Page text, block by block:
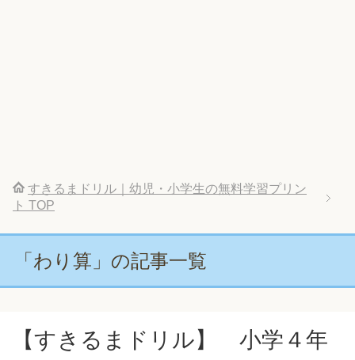
すきるまドリル｜幼児・小学生の無料学習プリン
ト TOP
「わり算」の記事一覧
【すきるまドリル】 小学４年